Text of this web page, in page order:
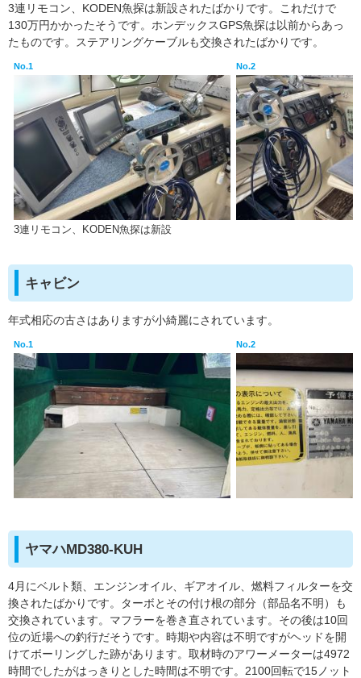
3連リモコン、KODEN魚探は新設されたばかりです。これだけで
130万円かかったそうです。ホンデックスGPS魚探は以前からあっ
たものです。ステアリングケーブルも交換されたばかりです。
No.1
3連リモコン、KODEN魚探は新設
No.2
キャビン
年式相応の古さはありますが小綺麗にされています。
No.1 No.2
ヤマハMD380-KUH
4月にベルト類、エンジンオイル、ギアオイル、燃料フィルターを交
換されたばかりです。ターボとその付け根の部分（部品名不明）も
交換されています。マフラーを巻き直されています。その後は10回
位の近場への釣行だそうです。時期や内容は不明ですがヘッドを開
けてボーリングした跡があります。取材時のアワーメーターは4972
時間でしたがはっきりとした時間は不明です。2100回転で15ノット